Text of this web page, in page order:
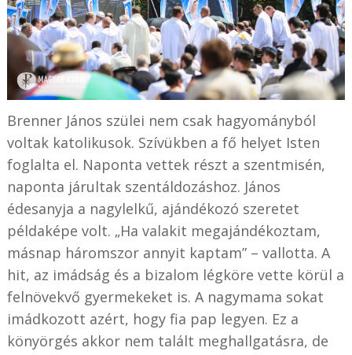
Brenner János szülei nem csak hagyományból
voltak katolikusok. Szívükben a fő helyet Isten
foglalta el. Naponta vettek részt a szentmisén,
naponta járultak szentáldozáshoz. János
édesanyja a nagylelkű, ajándékozó szeretet
példaképe volt. „Ha valakit megajándékoztam,
másnap háromszor annyit kaptam” – vallotta. A
hit, az imádság és a bizalom légköre vette körül a
felnövekvő gyermekeket is. A nagymama sokat
imádkozott azért, hogy fia pap legyen. Ez a
könyörgés akkor nem talált meghallgatásra, de